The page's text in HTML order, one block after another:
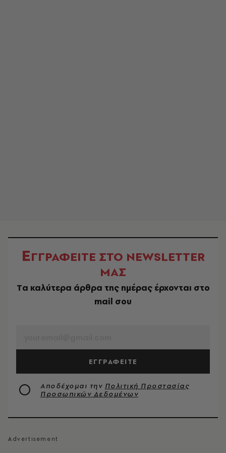
ΕΓΓΡΑΦΕΙΤΕ ΣΤΟ NEWSLETTER
ΜΑΣ
Tα καλύτερα άρθρα της ημέρας έρχονται στο
mail σου
ΕΓΓΡΑΦΕΙΤΕ
Αποδέχομαι την Πολιτική Προστασίας
Προσωπικών Δεδομένων